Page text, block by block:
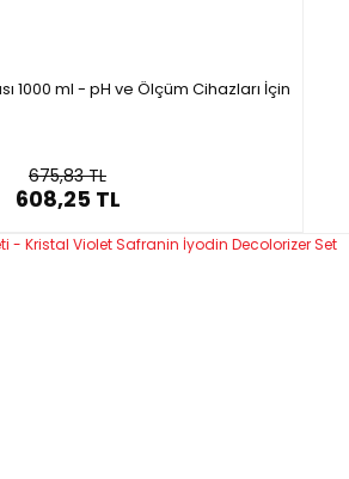
1000 ml - pH ve Ölçüm Cihazları İçin
675,83 TL
608,25 TL